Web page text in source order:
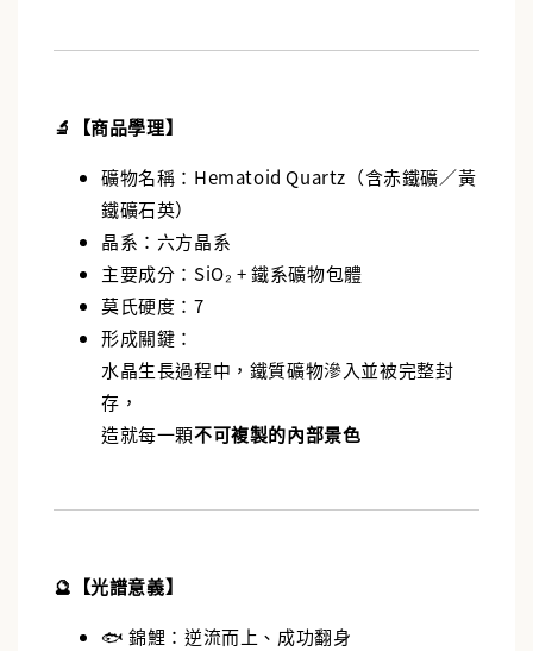
🔬【商品學理】
礦物名稱：Hematoid Quartz（含赤鐵礦／黃
鐵礦石英）
晶系：六方晶系
主要成分：SiO₂ + 鐵系礦物包體
莫氏硬度：7
形成關鍵：
水晶生長過程中，鐵質礦物滲入並被完整封
存，
造就每一顆不可複製的內部景色
🔮【光譜意義】
🐟 錦鯉：逆流而上、成功翻身